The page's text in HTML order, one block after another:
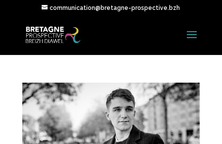
communication@bretagne-prospective.bzh